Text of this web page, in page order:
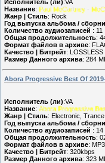
Исполнитель (ли):VA
Название: Paul McCartney -
Жанр | Стиль: Rock
Год выпуска альбома /
Количество аудиозаписей : 11
Общая продолжительность:
Формат файлов в архиве:
Качество | Битрейт: LOSSLESS
Размер Данного архива: 284
Abora Progressive Best Of
Исполнитель (ли):VA
Название: Abora Progressive
Жанр | Стиль: Electronic,
Год выпуска альбома /
Количество аудиозаписей : 14
Общая продолжительность:
Формат файлов в архиве: MP3
Качество | Битрейт: 320kbps
Размер Данного архива: 323